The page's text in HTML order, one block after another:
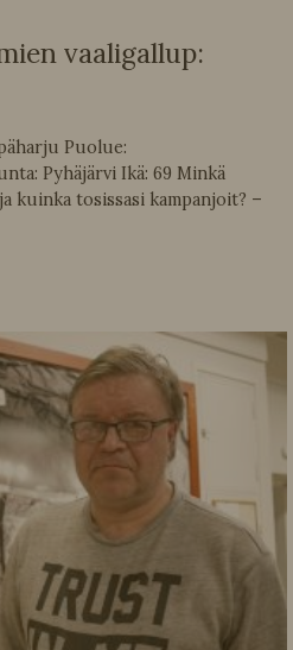
vaaligallup:
Puolue:
Pyhäjärvi Ikä: 69 Minkä
kuinka tosissasi kampanjoit? –